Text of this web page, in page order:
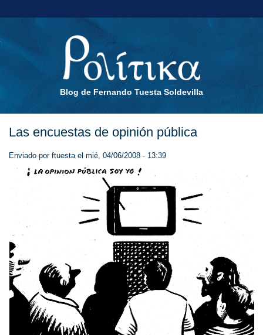
Blog de Fernando Tuesta Soldevilla
Las encuestas de opinión pública
Enviado por ftuestael mié, 04/06/2008 - 13:39